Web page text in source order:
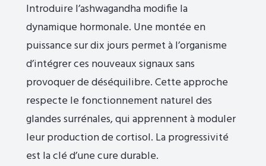
Introduire l’ashwagandha modifie la
dynamique hormonale. Une montée en
puissance sur dix jours permet à l’organisme
d’intégrer ces nouveaux signaux sans
provoquer de déséquilibre. Cette approche
respecte le fonctionnement naturel des
glandes surrénales, qui apprennent à moduler
leur production de cortisol. La progressivité
est la clé d’une cure durable.